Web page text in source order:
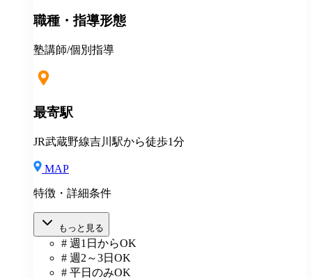
職種・指導形態
塾講師/個別指導
最寄駅
JR武蔵野線吉川駅から徒歩1分
MAP
特徴・詳細条件
もっと見る
# 週1日からOK
# 週2～3日OK
# 平日のみOK